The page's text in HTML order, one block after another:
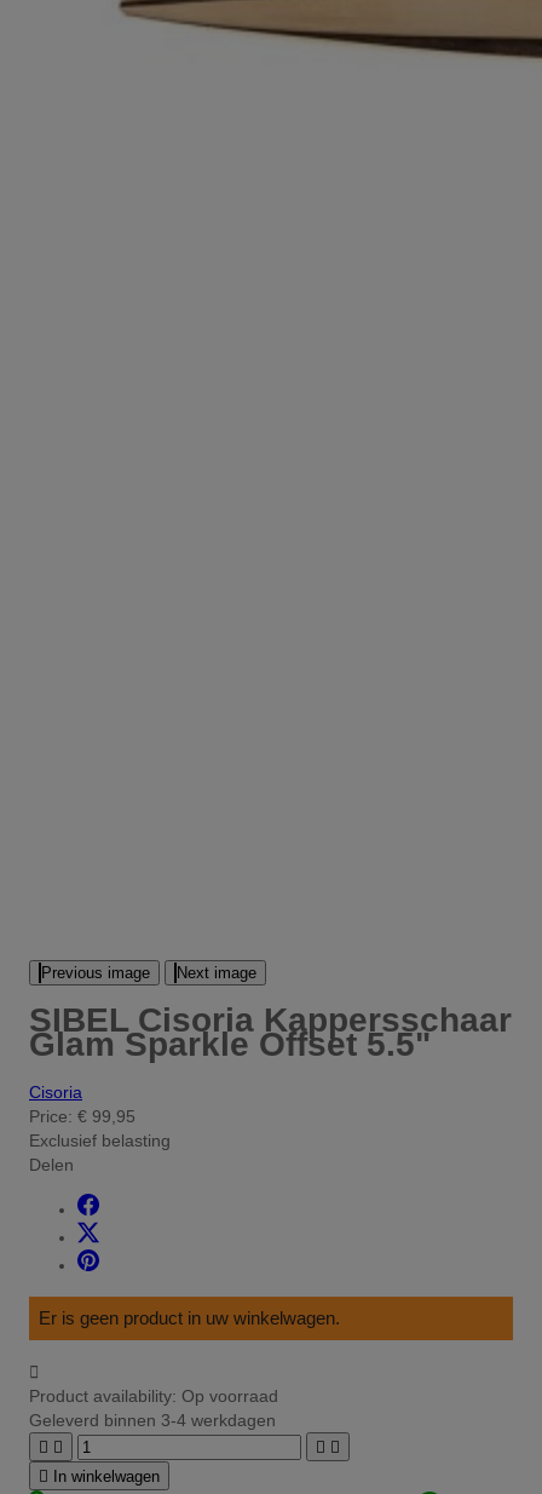
Previous image Next image
SIBEL Cisoria Kappersschaar
Glam Sparkle Offset 5.5"
Cisoria
Price: € 99,95
Exclusief belasting
Delen
Er is geen product in uw winkelwagen.

Product availability: Op voorraad
Geleverd binnen 3-4 werkdagen
   
 In winkelwagen